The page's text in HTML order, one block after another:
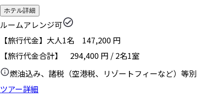
ホテル詳細
ルームアレンジ可
【旅行代金】大人1名 147,200 円
【旅行代金合計】 294,400 円 / 2名1室
燃油込み、諸税（空港税、リゾートフィーなど）等別
ツアー詳細